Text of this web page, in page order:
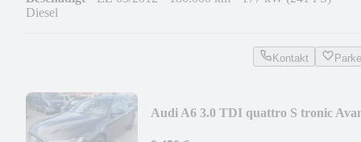
Diesel
Kontakt
Audi A6 3.0 TDI quattro S tronic